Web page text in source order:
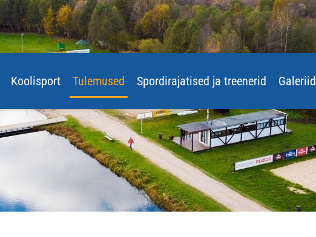
Koolisport Tulemused Spordirajatised ja treenerid Galeriid